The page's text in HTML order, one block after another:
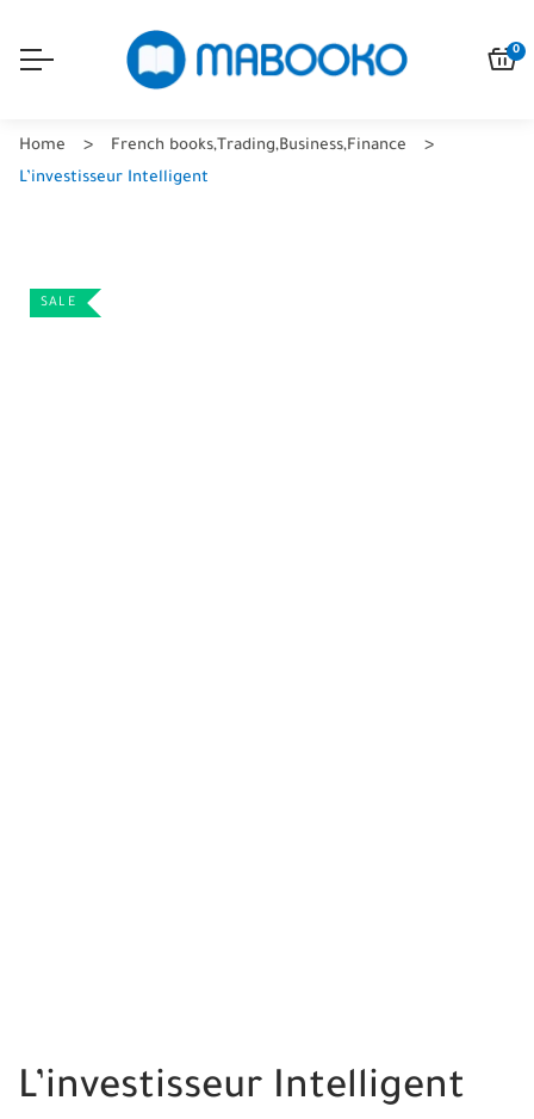
0
Home French books, Trading,Business,Finance
L’investisseur Intelligent
SALE
L’investisseur Intelligent